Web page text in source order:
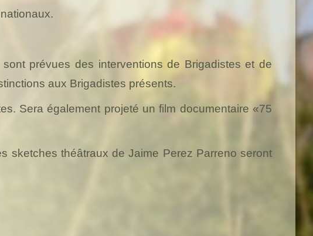
prévues des interventions de Brigadistes et de
aux Brigadistes présents.
Sera également projeté un film documentaire «75
sketches théâtraux de Jaime Perez Parreno seront